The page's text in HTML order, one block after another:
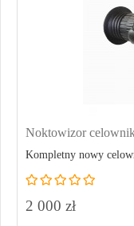
Noktowizor
Kompletny nowy
2 000 zł